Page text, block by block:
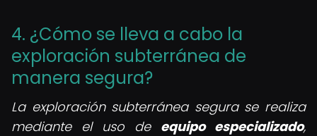
4. ¿Cómo se lleva a cabo la
exploración subterránea de
manera segura?
La exploración subterránea segura se realiza
mediante el uso de equipo especializado,